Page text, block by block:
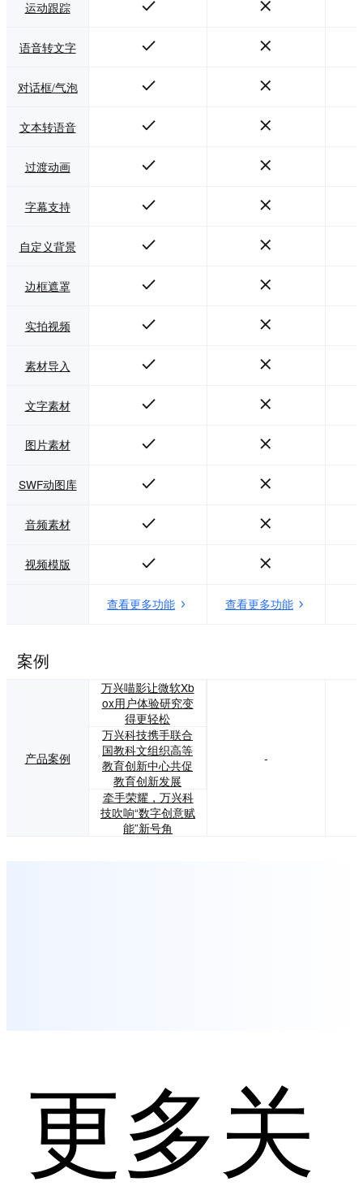
运动跟踪
语音转文字
对话框/气泡
文本转语音
过渡动画
字幕支持
自定义背景
边框遮罩
实拍视频
素材导入
文字素材
图片素材
SWF动图库
音频素材
视频模版
查看更多功能 查看更多功能
案例
产品案例
万兴喵影让微软Xb
ox用户体验研究变
得更轻松
万兴科技携手联合
国教科文组织高等
教育创新中心共促
教育创新发展
牵手荣耀，万兴科
技吹响“数字创意赋
能”新号角
-
更多关